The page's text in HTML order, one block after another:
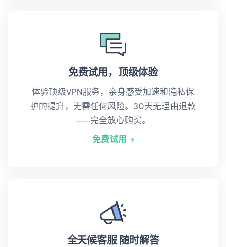
免费试用，顶级体验
体验顶级VPN服务，亲身感受加速和隐私保
护的提升，无需任何风险。30天无理由退款
——完全放心购买。
免费试用
全天候客服 随时解答